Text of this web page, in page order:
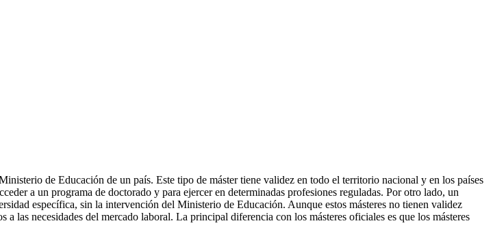
de Educación de un país. Este tipo de máster tiene validez en todo el territorio nacional y en los países
a un programa de doctorado y para ejercer en determinadas profesiones reguladas. Por otro lado, un
específica, sin la intervención del Ministerio de Educación. Aunque estos másteres no tienen validez
las necesidades del mercado laboral. La principal diferencia con los másteres oficiales es que los másteres